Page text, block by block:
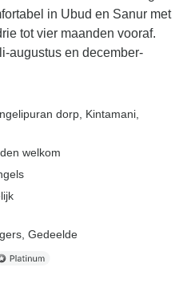
in Ubud en Sanur met
tot vier maanden vooraf.
augustus en december-
dorp , Kintamani
welkom
Gedeelde